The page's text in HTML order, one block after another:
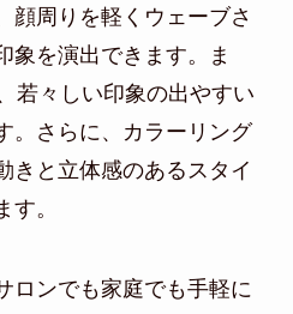
顔周りを軽くウェーブさ
象を演出できます。ま
若々しい印象の出やすい
。さらに、カラーリング
きと立体感のあるスタイ
。
ロンでも家庭でも手軽に